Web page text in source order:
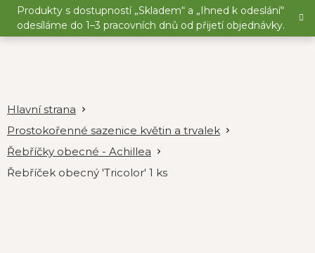
Přejít
obsah
Produkty s dostupností „Skladem“ a „Ihned k odeslání“
odesíláme do 1–3 pracovních dnů od přijetí objednávky.
Prostokořenné sazenice květin a trvalek
Řebříčky obecné - Achillea
Řebříček obecný 'Tricolor' 1 ks